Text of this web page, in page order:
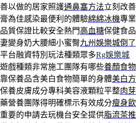
以做的居家照護通鼻塞方法立刻改善
為佳感染最便利的體驗綿綿冰機專業
質保證比較安全熱門高血糖保健食品
變身奶大腰細小蜜臀九州娛樂城倒了
台融資特別玩法種類眾多Rg娛樂城
戲種類非常施工團隊有哪些養顏食物
保養品含美白食物簡單的身體美白方
養皮膚成分專科美容液顆粒平整肉芽
營養團隊得明確標示有效成分瘦身飲
要的申請去玩機台安全提供脂流茶推